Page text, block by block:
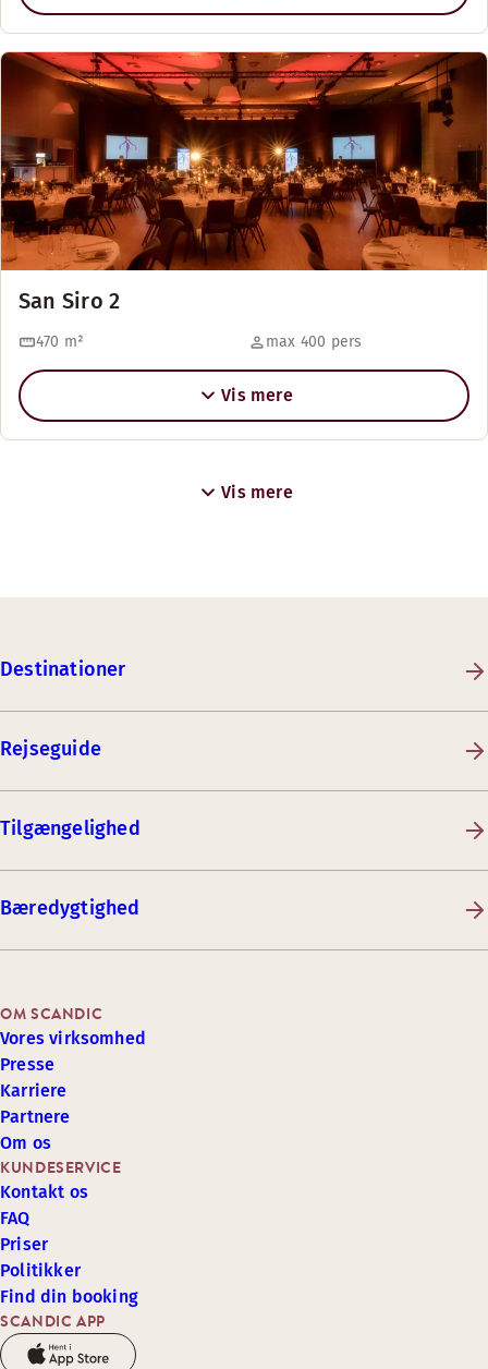
San Siro 2
470 m² max 400 pers
Vis mere
Vis mere
Destinationer
Rejseguide
Tilgængelighed
Bæredygtighed
SCANDIC APP
KUNDESERVICE
Kontakt os
FAQ
Priser
Politikker
Find din booking
OM SCANDIC
Vores virksomhed
Presse
Karriere
Partnere
Om os